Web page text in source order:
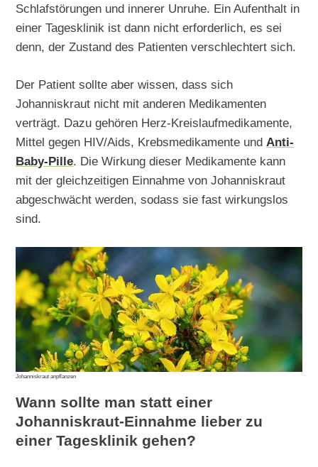
Schlafstörungen und innerer Unruhe. Ein Aufenthalt in
einer Tagesklinik ist dann nicht erforderlich, es sei
denn, der Zustand des Patienten verschlechtert sich.
Der Patient sollte aber wissen, dass sich
Johanniskraut nicht mit anderen Medikamenten
verträgt. Dazu gehören Herz-Kreislaufmedikamente,
Mittel gegen HIV/Aids, Krebsmedikamente und Anti-
Baby-Pille. Die Wirkung dieser Medikamente kann
mit der gleichzeitigen Einnahme von Johanniskraut
abgeschwächt werden, sodass sie fast wirkungslos
sind.
Johanniskraut anpflanzen
Wann sollte man statt einer
Johanniskraut-Einnahme lieber zu
einer Tagesklinik gehen?